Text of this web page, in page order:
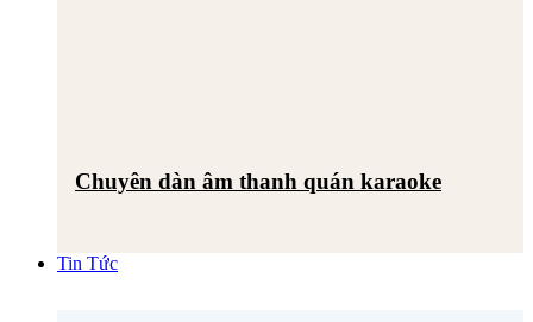
Chuyên dàn âm thanh quán karaoke
Tin Tức